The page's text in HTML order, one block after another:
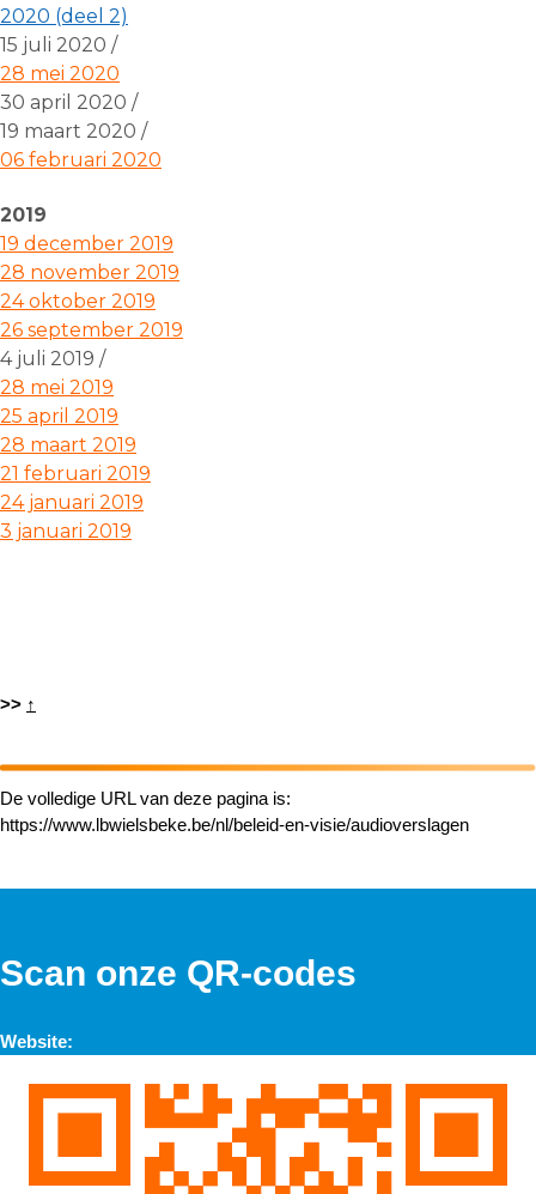
2020 (deel 2)
15 juli 2020 /
28 mei 2020
30 april 2020 /
19 maart 2020 /
06 februari 2020
2019
19 december 2019
28 november 2019
24 oktober 2019
26 september 2019
4 juli 2019 /
28 mei 2019
25 april 2019
28 maart 2019
21 februari 2019
24 januari 2019
3 januari 2019
>> ↑
De volledige URL van deze pagina is:
https://www.lbwielsbeke.be/nl/beleid-en-visie/audioverslagen
Scan onze QR-codes
Website: